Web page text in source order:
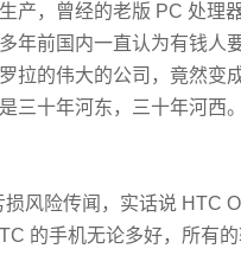
产，曾经的老版 PC 处理
年前国内一直认为有钱人
拉的伟大的公司，竟然变
三十年河东，三十年河西。
损风险传闻，实话说 HTC
的手机无论多好，所有